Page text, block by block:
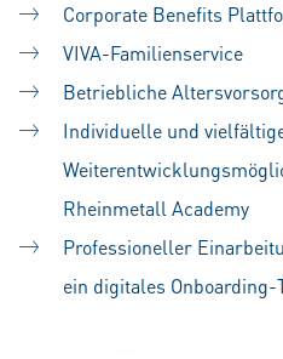
Corporate Benefits
VIVA-Familienservice
Betriebliche
Individuelle und
Rheinmetall Academy
Professioneller
ein digitales Onboarding-